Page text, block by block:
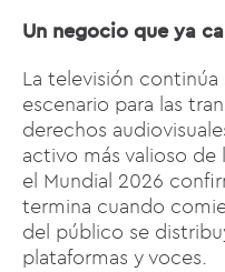
Un negocio que ya
La televisión
escenario para las
derechos
activo más valioso
el Mundial 2026
termina cuando
del público se
plataformas y voces.